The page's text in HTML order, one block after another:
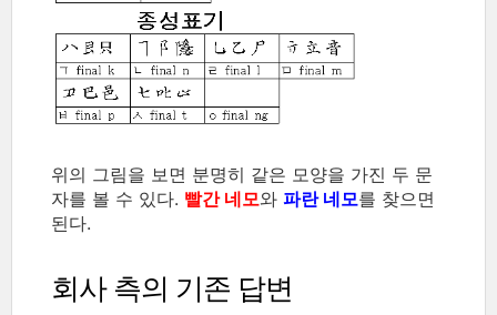
위의 그림을 보면 분명히 같은 모양을 가진 두 문
자를 볼 수 있다. 빨간 네모와 파란 네모를 찾으면
된다.
회사 측의 기존 답변